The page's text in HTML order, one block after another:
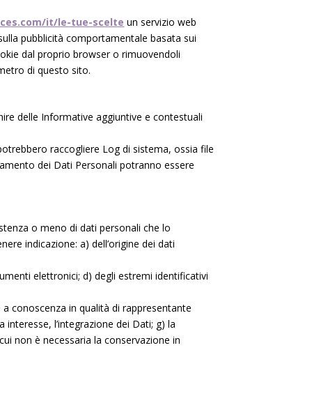
it/le-tue-scelte un servizio web
pubblicità comportamentale basata sui
dal proprio browser o rimuovendoli
di questo sito.
delle Informative aggiuntive e contestuali
raccogliere Log di sistema, ossia file
dei Dati Personali potranno essere
o meno di dati personali che lo
indicazione: a) dell’origine dei dati
elettronici; d) degli estremi identificativi
conoscenza in qualità di rappresentante
l’integrazione dei Dati; g) la
non è necessaria la conservazione in